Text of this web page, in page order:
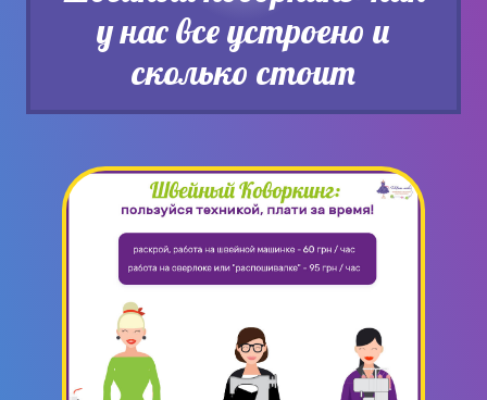
у нас все устроено и
сколько стоит